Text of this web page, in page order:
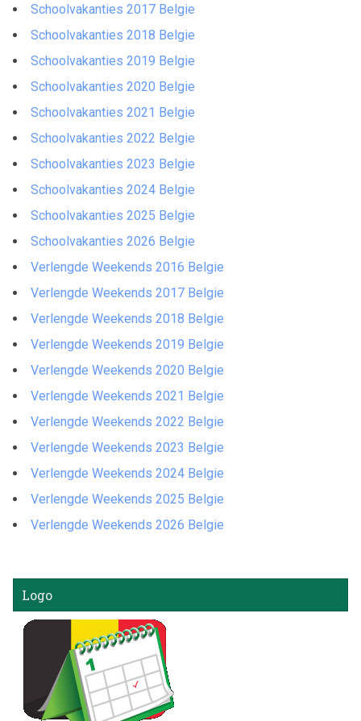
Schoolvakanties 2017 Belgie
Schoolvakanties 2018 Belgie
Schoolvakanties 2019 Belgie
Schoolvakanties 2020 Belgie
Schoolvakanties 2021 Belgie
Schoolvakanties 2022 Belgie
Schoolvakanties 2023 Belgie
Schoolvakanties 2024 Belgie
Schoolvakanties 2025 Belgie
Schoolvakanties 2026 Belgie
Verlengde Weekends 2016 Belgie
Verlengde Weekends 2017 Belgie
Verlengde Weekends 2018 Belgie
Verlengde Weekends 2019 Belgie
Verlengde Weekends 2020 Belgie
Verlengde Weekends 2021 Belgie
Verlengde Weekends 2022 Belgie
Verlengde Weekends 2023 Belgie
Verlengde Weekends 2024 Belgie
Verlengde Weekends 2025 Belgie
Verlengde Weekends 2026 Belgie
Logo